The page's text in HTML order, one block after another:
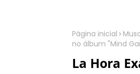
MATÉRIAS
Página inicial
no álbum "Mind
La Hora